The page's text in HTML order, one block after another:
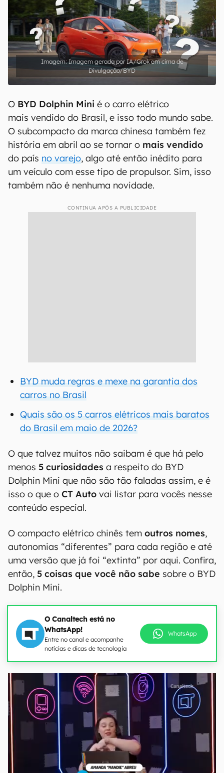
Imagem gerada por IA/Grok em cima de
Divulgação/BYD
O BYD Dolphin Mini é o carro elétrico
mais vendido do Brasil, e isso todo mundo sabe.
O subcompacto da marca chinesa também fez
história em abril ao se tornar o mais vendido
do país no varejo, algo até então inédito para
um veículo com esse tipo de propulsor. Sim, isso
também não é nenhuma novidade.
CONTINUA APÓS A PUBLICIDADE
BYD muda regras e mexe na garantia dos
carros no Brasil
Quais são os 5 carros elétricos mais baratos
do Brasil em maio de 2026?
O que talvez muitos não saibam é que há pelo
menos 5 curiosidades a respeito do BYD
Dolphin Mini que não são tão faladas assim, e é
isso o que o CT Auto vai listar para vocês nesse
conteúdo especial.
O compacto elétrico chinês tem outros nomes,
autonomias “diferentes” para cada região e até
uma versão que já foi “extinta” por aqui. Confira,
então, 5 coisas que você não sabe sobre o BYD
Dolphin Mini.
O Canaltech está no
WhatsApp!
Entre no canal e acompanhe
notícias e dicas de tecnologia
WhatsApp